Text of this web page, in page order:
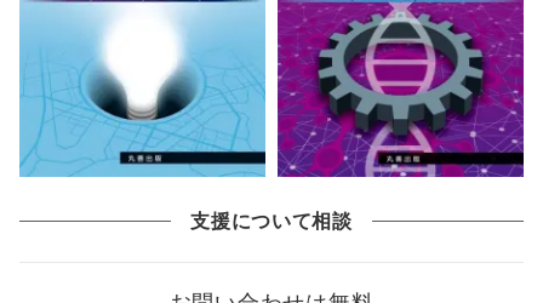
支援について相談